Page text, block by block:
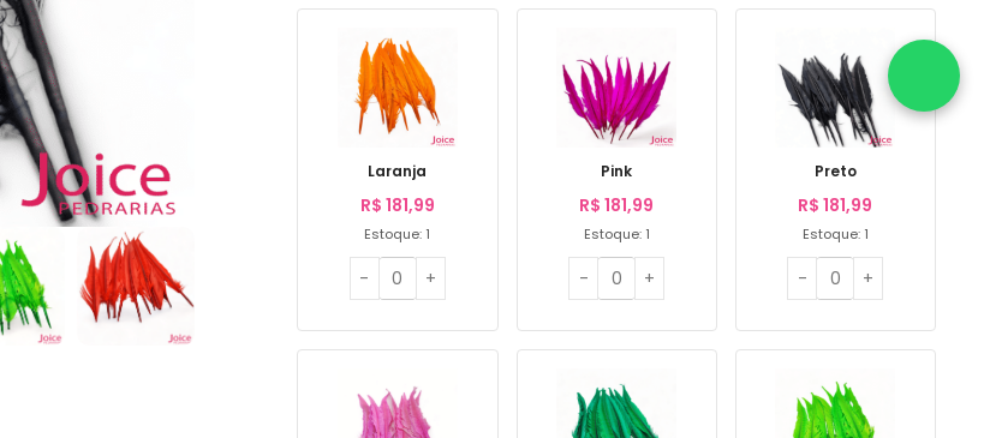
Laranja
R$ 181,99
Estoque: 1
Pink
R$ 181,99
Estoque: 1
Preto
R$ 181,99
Estoque: 1